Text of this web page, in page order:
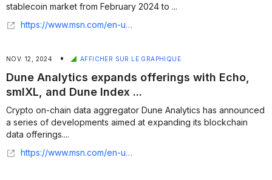
stablecoin market from February 2024 to ...
https://www.msn.com/en-us/money/smallbusiness/dune-analytics-and-artemis-stablecoin-report-on-supply-adoption-and-market-trends/ar-AA1BaZZe?ocid=finance-verthp-feeds
NOV. 12, 2024 • AFFICHER SUR LE GRAPHIQUE
Dune Analytics expands offerings with Echo,
smlXL, and Dune Index ...
Crypto on-chain data aggregator Dune Analytics has announced
a series of developments aimed at expanding its blockchain
data offerings....
https://www.msn.com/en-us/money/other/dune-analytics-expands-offerings-with-echo-smlxl-and-dune-index-introduction/ar-AA1tS8bH?ocid=finance-verthp-feeds